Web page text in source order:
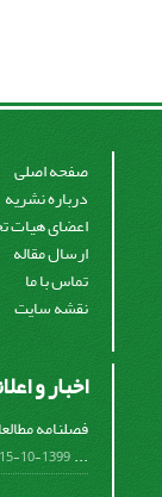
صفحه اصلی
درباره نشریه
اعضای هیات
ارسال مقاله
تماس با ما
نقشه سایت
اخبار و
فصلنامه
...
1399-10-15